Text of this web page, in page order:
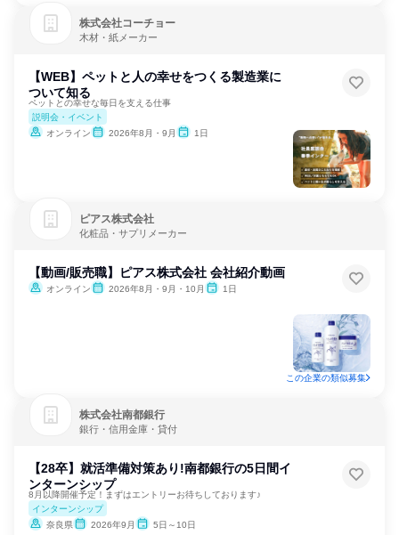
株式会社コーチョー
木材・紙メーカー
【WEB】ペットと人の幸せをつくる製造業に
ついて知る
ペットとの幸せな毎日を支える仕事
説明会・イベント
オンライン
2026年8月・9月 1日
ピアス株式会社
化粧品・サプリメーカー
【動画/販売職】ピアス株式会社 会社紹介動画
オンライン 2026年8月・9月・10月 1日
この企業の類似募集
株式会社南都銀行
銀行・信用金庫・貸付
【28卒】就活準備対策あり!南都銀行の5日間イ
ンターンシップ
8月以降開催予定！まずはエントリーお待ちしております♪
インターンシップ
奈良県
2026年9月 5日～10日